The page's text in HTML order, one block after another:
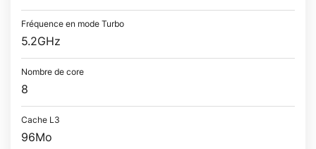
Fréquence en mode Turbo
5.2GHz
Nombre de core
8
Cache L3
96Mo